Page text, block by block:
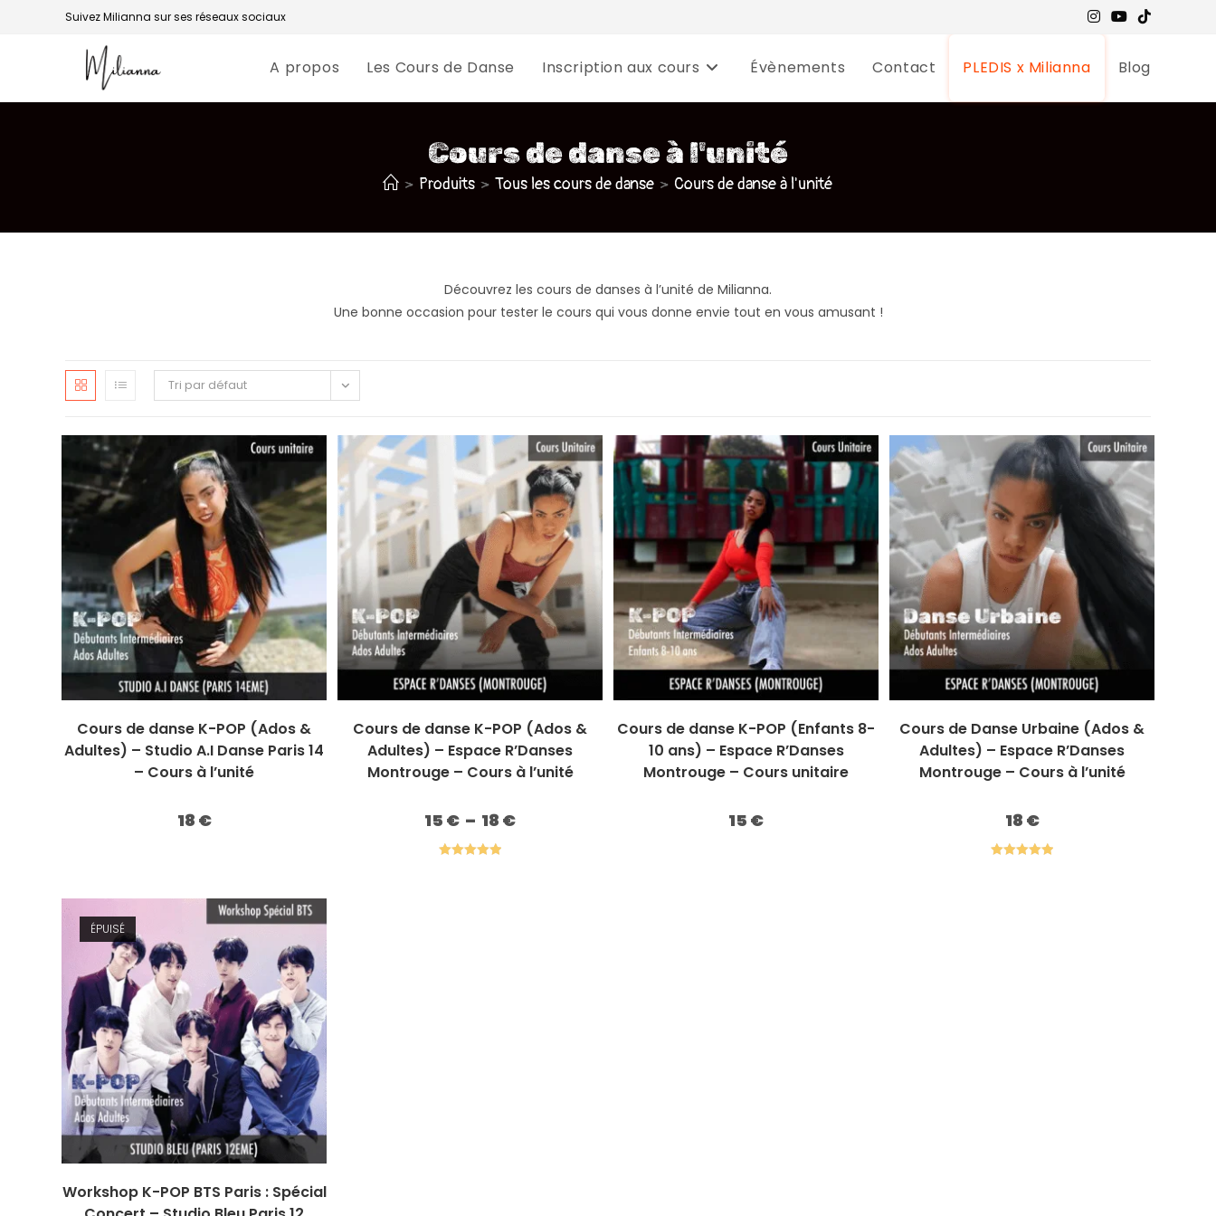
Suivez Milianna sur ses réseaux sociaux
A propos Les Cours de Danse Inscription aux cours Évènements Contact PLEDIS x Milianna Blog
Cours de danse à l'unité
> Produits > Tous les cours de danse > Cours de danse à l'unité
Découvrez les cours de danses à l’unité de Milianna.
Une bonne occasion pour tester le cours qui vous donne envie tout en vous amusant !
Tri par défaut
Cours de danse K-POP (Ados &
Adultes) – Studio A.I Danse Paris 14
– Cours à l’unité
18 €
Cours de danse K-POP (Ados &
Adultes) – Espace R’Danses
Montrouge – Cours à l’unité
15 € – 18 €Plage
Cours de danse K-POP (Enfants 8-
10 ans) – Espace R’Danses
Montrouge – Cours unitaire
15 €
Cours de Danse Urbaine (Ados &
Adultes) – Espace R’Danses
Montrouge – Cours à l’unité
18 €
ÉPUISÉ
Workshop K-POP BTS Paris : Spécial